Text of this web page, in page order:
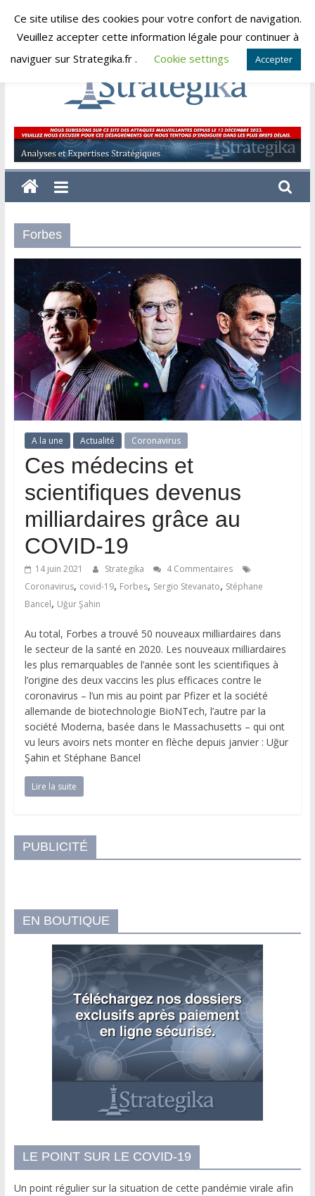
Skip
dimanche, août 9, 2026
Strategika
Expertise
et
Analyses
Forbes
A la une Actualité Coronavirus
Ces médecins et
scientifiques devenus
milliardaires grâce au
COVID-19
14 juin 2021 Strategika
4 Commentaires
Coronavirus, covid-19, Forbes, Sergio Stevanato, Stéphane
Bancel, Uğur Şahin
Au total, Forbes a trouvé 50 nouveaux milliardaires dans
le secteur de la santé en 2020. Les nouveaux milliardaires
les plus remarquables de l’année sont les scientifiques à
l’origine des deux vaccins les plus efficaces contre le
coronavirus – l’un mis au point par Pfizer et la société
allemande de biotechnologie BioNTech, l’autre par la
société Moderna, basée dans le Massachusetts – qui ont
vu leurs avoirs nets monter en flèche depuis janvier : Uğur
Şahin et Stéphane Bancel
Lire la suite
PUBLICITÉ
EN BOUTIQUE
LE POINT SUR LE COVID-19
Un point régulier sur la situation de cette pandémie virale afin
Ce site utilise des cookies pour votre confort de navigation.
Veuillez accepter cette information légale pour continuer à
naviguer sur Strategika.fr .
Cookie settings Accepter